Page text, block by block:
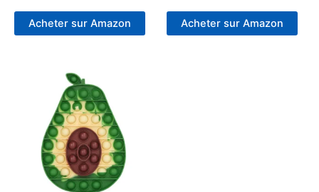
Acheter sur Amazon Acheter sur Amazon